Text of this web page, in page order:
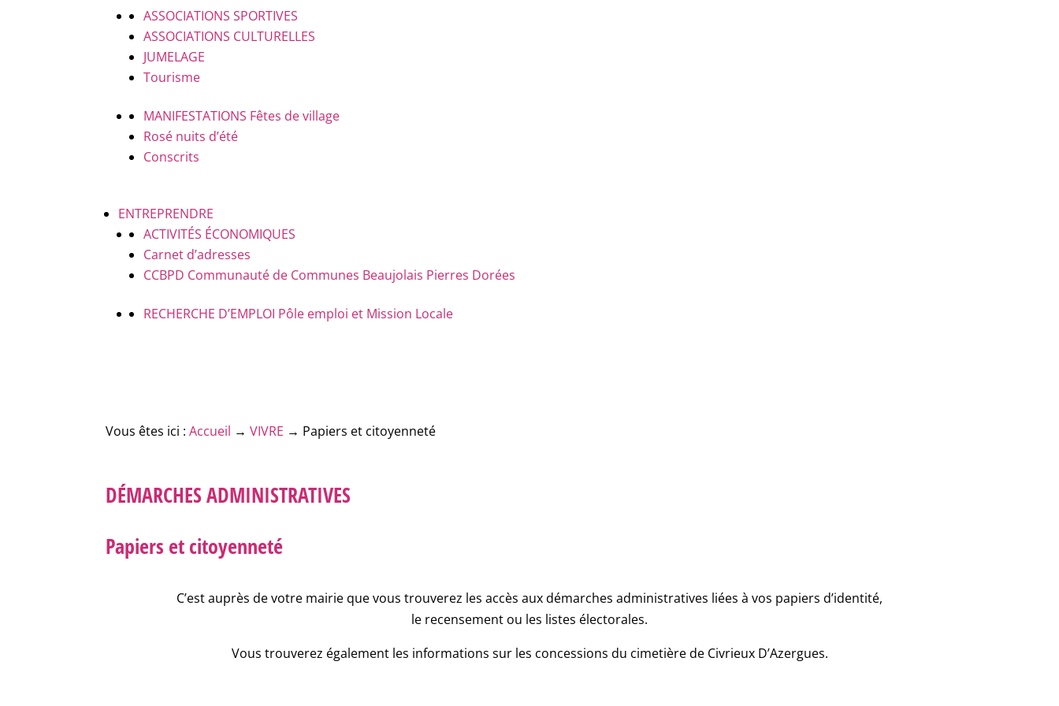
ASSOCIATIONS SPORTIVES
ASSOCIATIONS CULTURELLES
JUMELAGE
Tourisme
MANIFESTATIONS Fêtes de village
Rosé nuits d’été
Conscrits
ENTREPRENDRE
ACTIVITÉS ÉCONOMIQUES
Carnet d’adresses
CCBPD Communauté de Communes Beaujolais Pierres Dorées
RECHERCHE D’EMPLOI Pôle emploi et Mission Locale
Vous êtes ici :Accueil →VIVRE → Papiers et citoyenneté
DÉMARCHES ADMINISTRATIVES
Papiers et citoyenneté
C’est auprès de votre mairie que vous trouverez les accès aux démarches administratives liées à vos papiers d’identité,
le recensement ou les listes électorales.
Vous trouverez également les informations sur les concessions du cimetière de Civrieux D’Azergues.